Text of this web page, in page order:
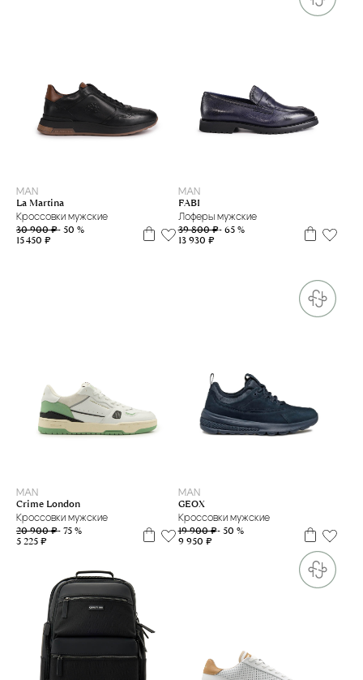
MAN
La Martina
Кроссовки мужские
30 900 ₽- 50 %
15 450 ₽
MAN
FABI
Лоферы мужские
39 800 ₽- 65 %
13 930 ₽
MAN
Crime London
Кроссовки мужские
20 900 ₽- 75 %
5 225 ₽
MAN
GEOX
Кроссовки мужские
19 900 ₽- 50 %
9 950 ₽